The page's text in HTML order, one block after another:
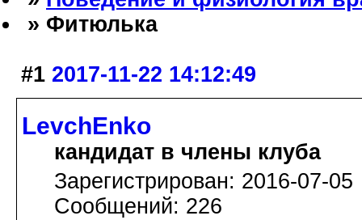
» Фитюлька
#1 2017-11-22 14:12:49
LevchEnko
кандидат в члены клуба
Зарегистрирован: 2016-07-05
Сообщений: 226